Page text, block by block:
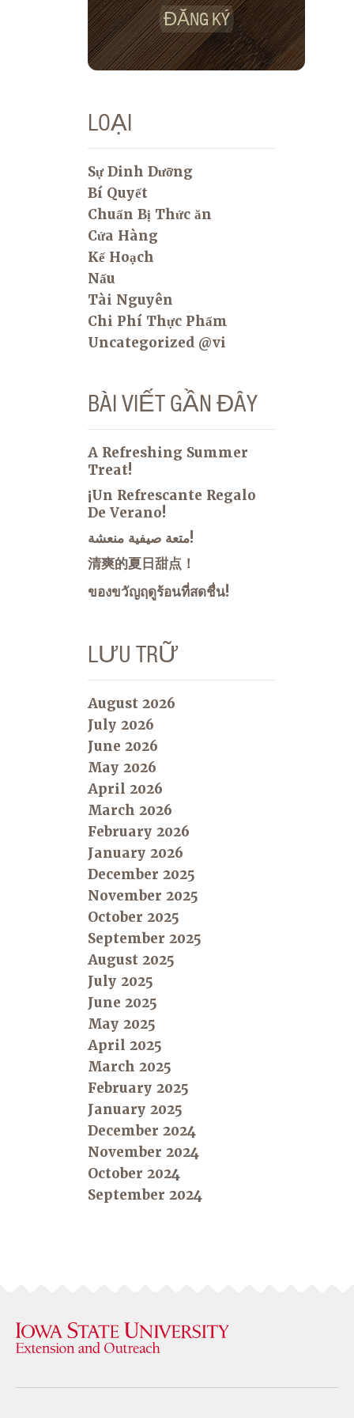
ĐĂNG KÝ
LOẠI
Sự Dinh Dưỡng
Bí Quyết
Chuẩn Bị Thức ăn
Cửa Hàng
Kế Hoạch
Nấu
Tài Nguyên
Chi Phí Thực Phẩm
Uncategorized @vi
BÀI VIẾT GẦN ĐÂY
A Refreshing Summer
Treat!
¡Un Refrescante Regalo
De Verano!
متعة صيفية منعشة!
清爽的夏日甜点！
ของขวัญฤดูร้อนที่สดชื่น!
LƯU TRỮ
August 2026
July 2026
June 2026
May 2026
April 2026
March 2026
February 2026
January 2026
December 2025
November 2025
October 2025
September 2025
August 2025
July 2025
June 2025
May 2025
April 2025
March 2025
February 2025
January 2025
December 2024
November 2024
October 2024
September 2024